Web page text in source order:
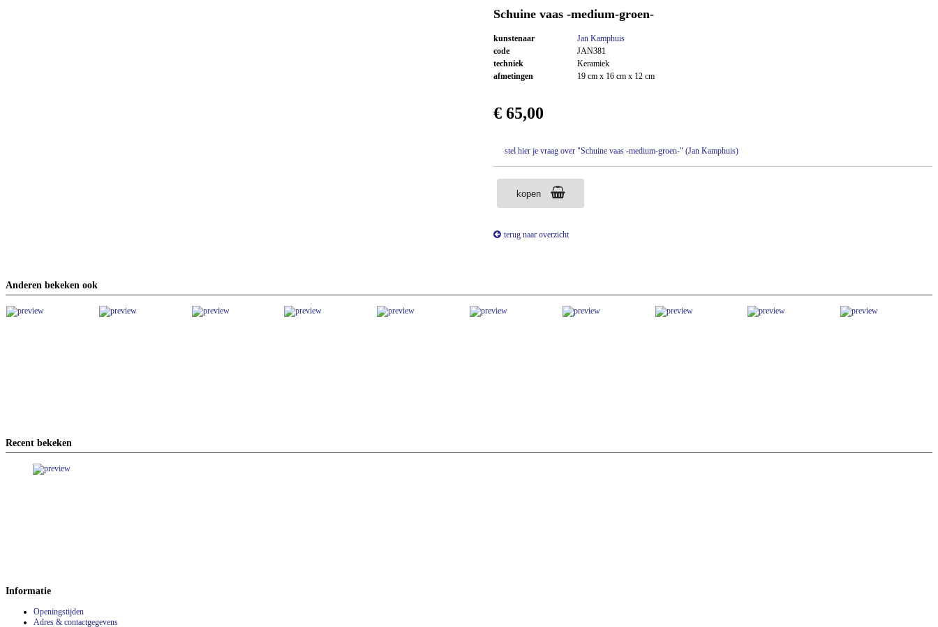
Schuine vaas -medium-groen-
kunstenaar
Jan Kamphuis
code
JAN381
techniek
Keramiek
afmetingen
19 cm x 16 cm x 12 cm
€ 65,00
stel hier je vraag over "Schuine vaas -medium-groen-" (Jan Kamphuis)
kopen
terug naar overzicht
Anderen bekeken ook
Recent bekeken
Informatie
Openingstijden
Adres & contactgegevens